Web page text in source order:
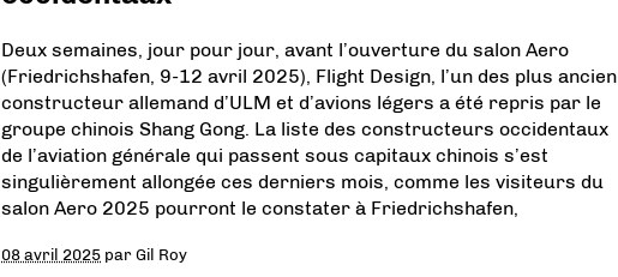
Deux semaines, jour pour jour, avant l’ouverture du salon Aero
(Friedrichshafen, 9-12 avril 2025), Flight Design, l’un des plus ancien
constructeur allemand d’ULM et d’avions légers a été repris par le
groupe chinois Shang Gong. La liste des constructeurs occidentaux
de l’aviation générale qui passent sous capitaux chinois s’est
singulièrement allongée ces derniers mois, comme les visiteurs du
salon Aero 2025 pourront le constater à Friedrichshafen,
08 avril 2025 parGil Roy